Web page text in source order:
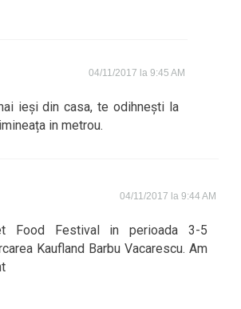
04/11/2017 la 9:45 AM
ieși din casa, te odihnești la
in metrou.
04/11/2017 la 9:44 AM
Food Festival in perioada 3-5
Kaufland Barbu Vacarescu. Am